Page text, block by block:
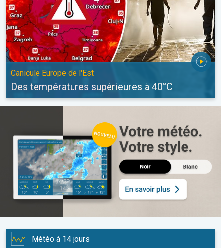
Canicule Europe de l'Est
Des températures supérieures à 40°C
Météo à 14 jours